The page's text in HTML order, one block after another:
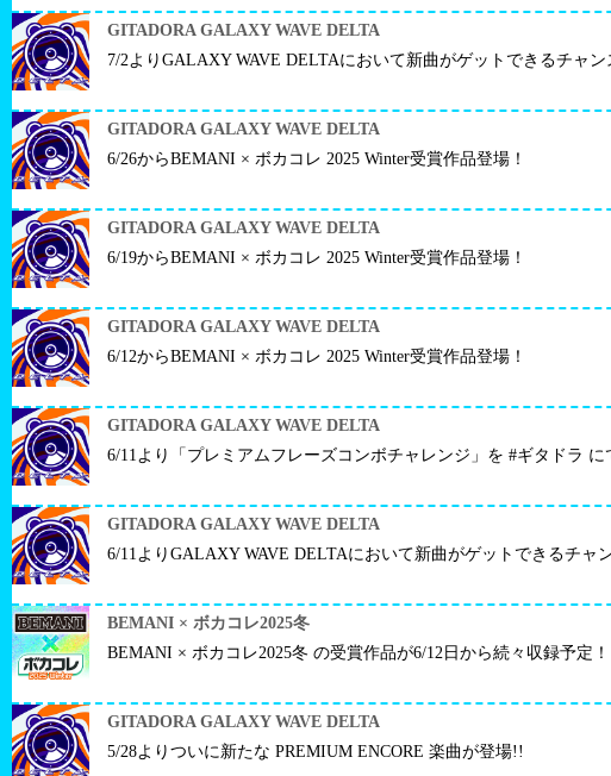
GITADORA GALAXY WAVE DELTA
7/2よりGALAXY WAVE DELTAにおいて新曲がゲットできるチャン
GITADORA GALAXY WAVE DELTA
6/26からBEMANI × ボカコレ 2025 Winter受賞作品登場！
GITADORA GALAXY WAVE DELTA
6/19からBEMANI × ボカコレ 2025 Winter受賞作品登場！
GITADORA GALAXY WAVE DELTA
6/12からBEMANI × ボカコレ 2025 Winter受賞作品登場！
GITADORA GALAXY WAVE DELTA
6/11より「プレミアムフレーズコンボチャレンジ」を #ギタドラ に
GITADORA GALAXY WAVE DELTA
6/11よりGALAXY WAVE DELTAにおいて新曲がゲットできるチャ
BEMANI × ボカコレ2025冬
BEMANI × ボカコレ2025冬 の受賞作品が6/12日から続々収録予定！
GITADORA GALAXY WAVE DELTA
5/28よりついに新たな PREMIUM ENCORE 楽曲が登場!!